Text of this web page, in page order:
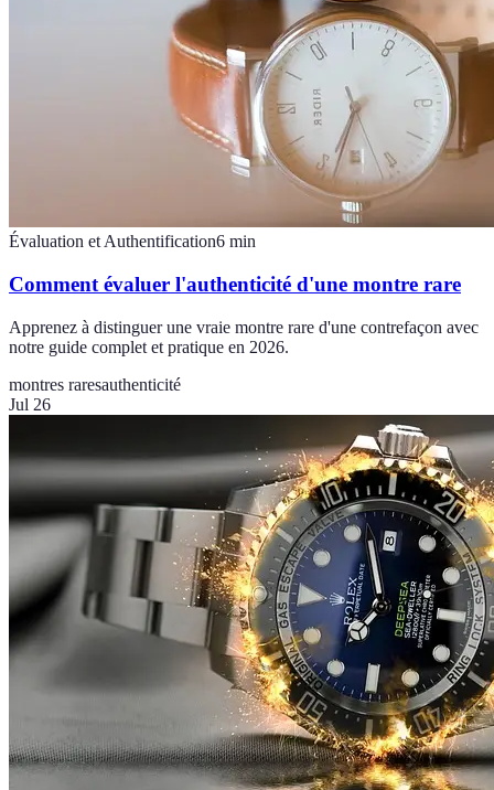
Évaluation et Authentification6 min
Comment évaluer l'authenticité d'une montre rare
Apprenez à distinguer une vraie montre rare d'une contrefaçon avec
notre guide complet et pratique en 2026.
montres raresauthenticité
Jul 26